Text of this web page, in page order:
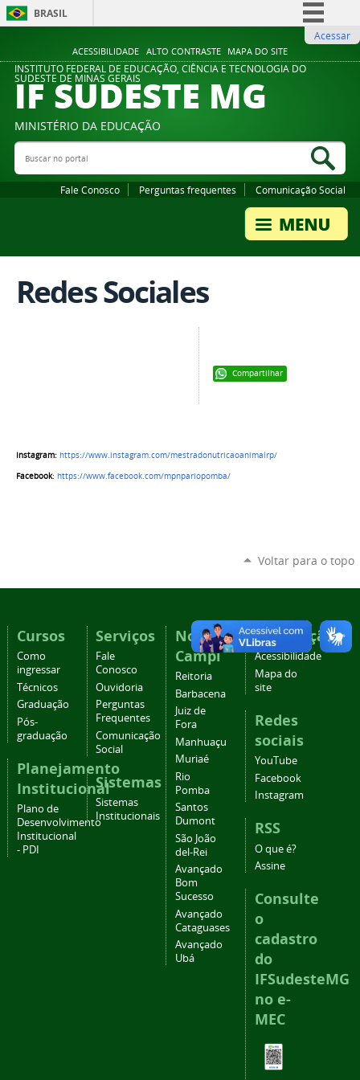
ACESSIBILIDADE ALTO CONTRASTE MAPA DO SITE
BRASIL
Comunica BR
Participe
Legislação
Acessar
INSTITUTO FEDERAL DE EDUCAÇÃO, CIÊNCIA E TECNOLOGIA DO
SUDESTE DE MINAS GERAIS
IF SUDESTE MG
MINISTÉRIO DA EDUCAÇÃO
Buscar no portal
Fale Conosco Perguntas frequentes Comunicação Social
Redes Sociales
Compartilhar
Instagram: https://www.instagram.com/mestradonutricaoanimalrp/
Facebook: https://www.facebook.com/mpnpariopomba/
Voltar para o topo
Cursos
Como
ingressar
Técnicos
Graduação
Pós-
graduação
Planejamento
Institucional
Plano de
Desenvolvimento
Institucional
- PDI
Serviços
Fale
Conosco
Ouvidoria
Perguntas
Frequentes
Comunicação
Social
Sistemas
Sistemas
Institucionais
Nossos
Campi
Reitoria
Barbacena
Juiz de
Fora
Manhuaçu
Muriaé
Rio
Pomba
Santos
Dumont
São João
del-Rei
Avançado
Bom
Sucesso
Avançado
Cataguases
Avançado
Ubá
Navegação
Acessibilidade
Mapa do
site
Redes
sociais
YouTube
Facebook
Instagram
RSS
O que é?
Assine
Consulte
o
cadastro
do
IFSudesteMG
no e-
MEC